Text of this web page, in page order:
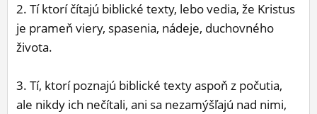
2. Tí ktorí čítajú biblické texty, lebo vedia, že Kristus
je prameň viery, spasenia, nádeje, duchovného
života.
3. Tí, ktorí poznajú biblické texty aspoň z počutia,
ale nikdy ich nečítali, ani sa nezamýšľajú nad nimi,